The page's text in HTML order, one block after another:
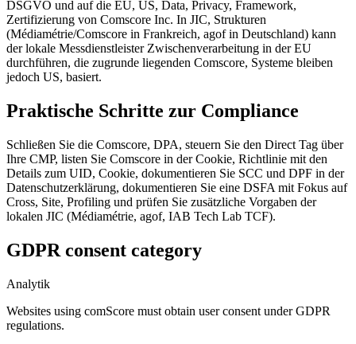
DSGVO und auf die EU, US, Data, Privacy, Framework,
Zertifizierung von Comscore Inc. In JIC, Strukturen
(Médiamétrie/Comscore in Frankreich, agof in Deutschland) kann
der lokale Messdienstleister Zwischenverarbeitung in der EU
durchführen, die zugrunde liegenden Comscore, Systeme bleiben
jedoch US, basiert.
Praktische Schritte zur Compliance
Schließen Sie die Comscore, DPA, steuern Sie den Direct Tag über
Ihre CMP, listen Sie Comscore in der Cookie, Richtlinie mit den
Details zum UID, Cookie, dokumentieren Sie SCC und DPF in der
Datenschutzerklärung, dokumentieren Sie eine DSFA mit Fokus auf
Cross, Site, Profiling und prüfen Sie zusätzliche Vorgaben der
lokalen JIC (Médiamétrie, agof, IAB Tech Lab TCF).
GDPR consent category
Analytik
Websites using comScore must obtain user consent under GDPR
regulations.